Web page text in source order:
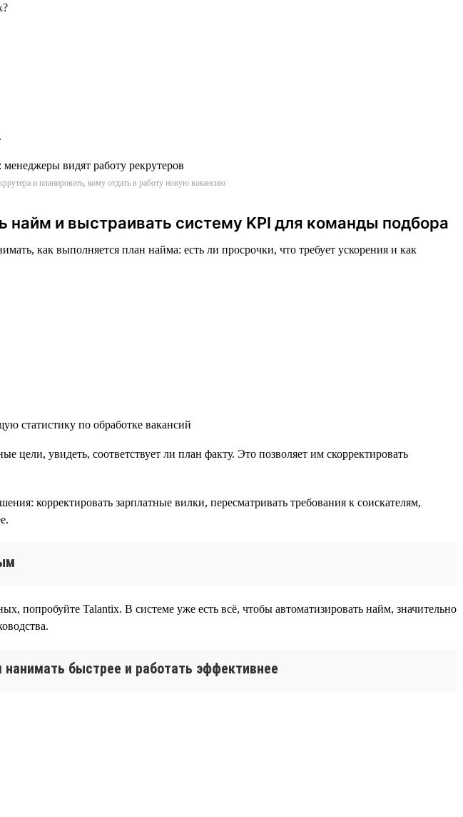
и планировать, кому отдать в работу новую вакансию
найм и выстраивать систему KPI для команды подбора
как выполняется план найма: есть ли просрочки, что требует ускорения и как
увидеть, соответствует ли план факту. Это позволяет им скорректировать
корректировать зарплатные вилки, пересматривать требования к соискателям,
попробуйте Talantix. В системе уже есть всё, чтобы автоматизировать найм, значительно
быстрее и работать эффективнее